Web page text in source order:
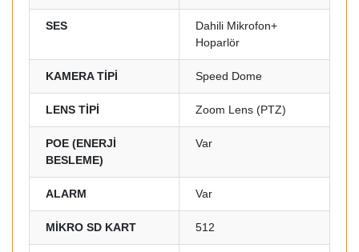
SES
Dahili Mikrofon+
Hoparlör
KAMERA TİPİ Speed Dome
LENS TİPİ Zoom Lens (PTZ)
POE (ENERJİ
BESLEME)
Var
ALARM Var
MİKRO SD KART 512